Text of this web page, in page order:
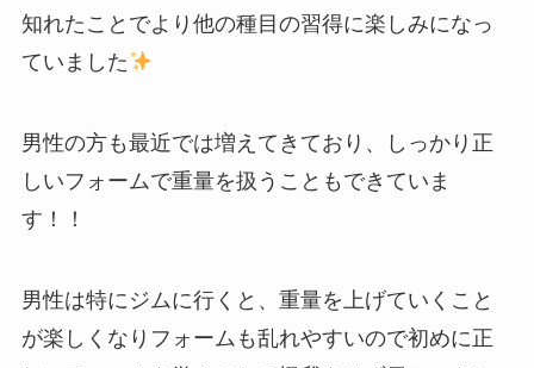
知れたことでより他の種目の習得に楽しみになっ
ていました
男性の方も最近では増えてきており、しっかり正
しいフォームで重量を扱うこともできていま
す！！
男性は特にジムに行くと、重量を上げていくこと
が楽しくなりフォームも乱れやすいので初めに正